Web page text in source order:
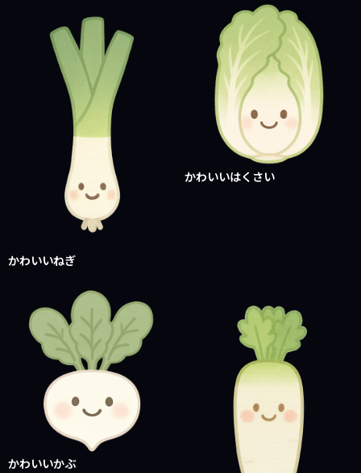
かわいいねぎ
かわいいはくさい
かわいいかぶ